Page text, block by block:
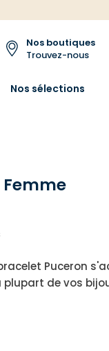
Nos boutiques
Trouvez-nous
Nos sélections
Femme
Puceron
de vos